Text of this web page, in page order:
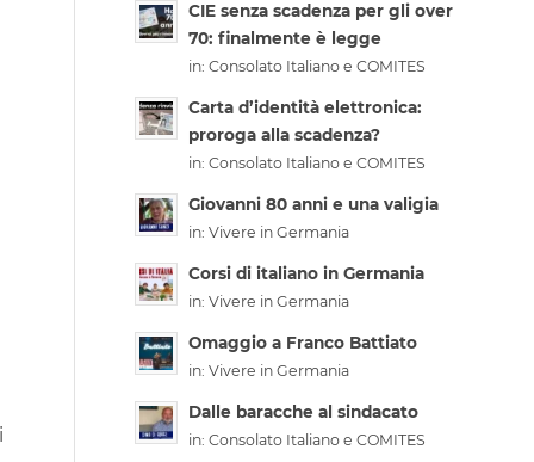
CIE senza scadenza per gli over
70: finalmente è legge
in:Consolato Italiano e COMITES
Carta d’identità elettronica:
proroga alla scadenza?
in:Consolato Italiano e COMITES
Giovanni 80 anni e una valigia
in:Vivere in Germania
Corsi di italiano in Germania
in:Vivere in Germania
Omaggio a Franco Battiato
in:Vivere in Germania
Dalle baracche al sindacato
in:Consolato Italiano e COMITES